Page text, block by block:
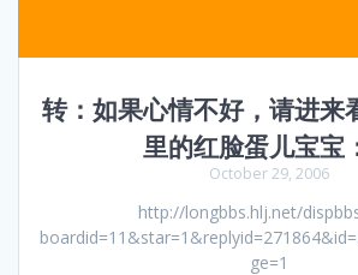
转：如果心情不好，请进来
里的红脸蛋儿宝宝
October 29, 2006
http://longbbs.hlj.net/
ge=1